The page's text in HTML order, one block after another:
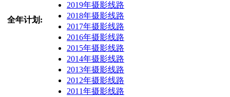
全年计划:
2019年摄影线路
2018年摄影线路
2017年摄影线路
2016年摄影线路
2015年摄影线路
2014年摄影线路
2013年摄影线路
2012年摄影线路
2011年摄影线路